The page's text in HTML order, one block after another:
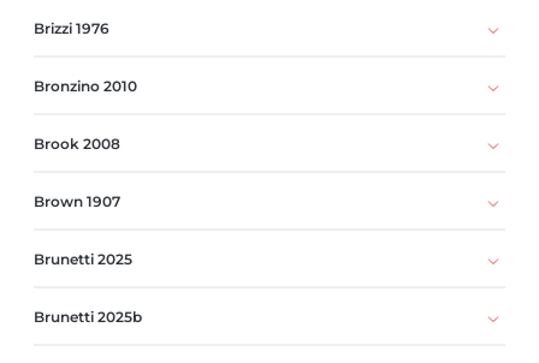
Brizzi 1976
Bronzino 2010
Brook 2008
Brown 1907
Brunetti 2025
Brunetti 2025b